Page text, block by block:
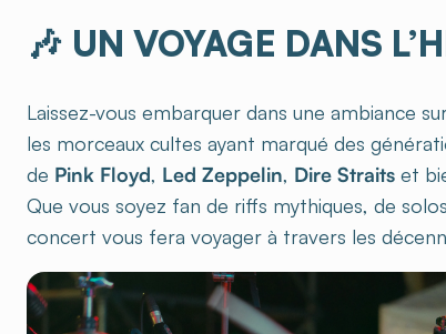
🎶 UN VOYAGE DANS
Laissez-vous embarquer dans une ambiance
les morceaux cultes ayant marqué des
de Pink Floyd, Led Zeppelin, Dire Straits et
Que vous soyez fan de riffs mythiques, de
concert vous fera voyager à travers les